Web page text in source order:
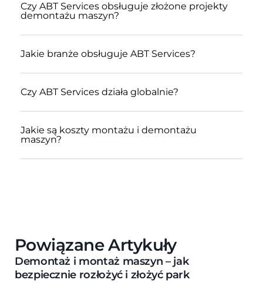
Czy ABT Services obsługuje złożone projekty
demontażu maszyn?
Jakie branże obsługuje ABT Services?
Czy ABT Services działa globalnie?
Jakie są koszty montażu i demontażu
maszyn?
Demontaż i montaż maszyn – jak
bezpiecznie rozłożyć i złożyć park
Powiązane Artykuły